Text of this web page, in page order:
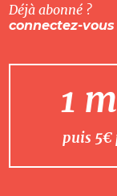
Déjà abonné ?
connectez-vous
1
puis 5€